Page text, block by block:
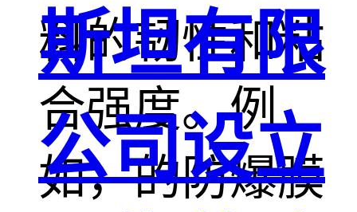
料的韧性和粘
合强度。例
如，的防爆膜
斯坦有限
公司设立